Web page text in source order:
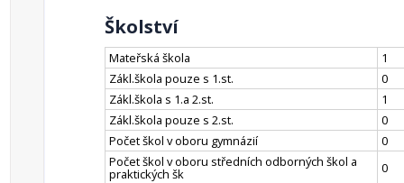
Školství
Mateřská škola
1
Zákl.škola pouze s 1.st.
0
Zákl.škola s 1.a 2.st.
1
Zákl.škola pouze s 2.st.
0
Počet škol v oboru gymnázií
0
Počet škol v oboru středních odborných škol a
praktických šk
0